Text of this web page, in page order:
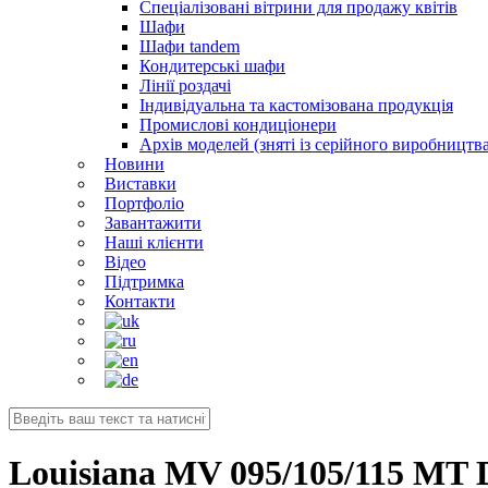
Спеціалізовані вітрини для продажу квітів
Шафи
Шафи tandem
Кондитерські шафи
Лінії роздачі
Індивідуальна та кастомізована продукція
Промислові кондиціонери
Архів моделей (зняті із серійного
Новини
Виставки
Портфоліо
Завантажити
Наші клієнти
Відео
Підтримка
Контакти
Louisiana MV 095/105/115 MT